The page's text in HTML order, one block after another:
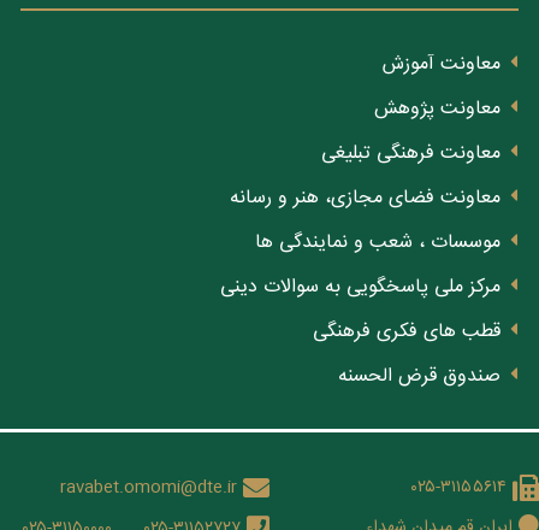
معاونت آموزش
معاونت پژوهش
معاونت فرهنگی تبلیغی
معاونت فضای مجازی، هنر و رسانه
موسسات ، شعب و نمایندگی ها
مرکز ملی پاسخگویی به سوالات دینی
قطب های فکری فرهنگی
صندوق قرض الحسنه
ravabet.omomi@dte.ir
۰۲۵-۳۱۱۵۵۶۱۴